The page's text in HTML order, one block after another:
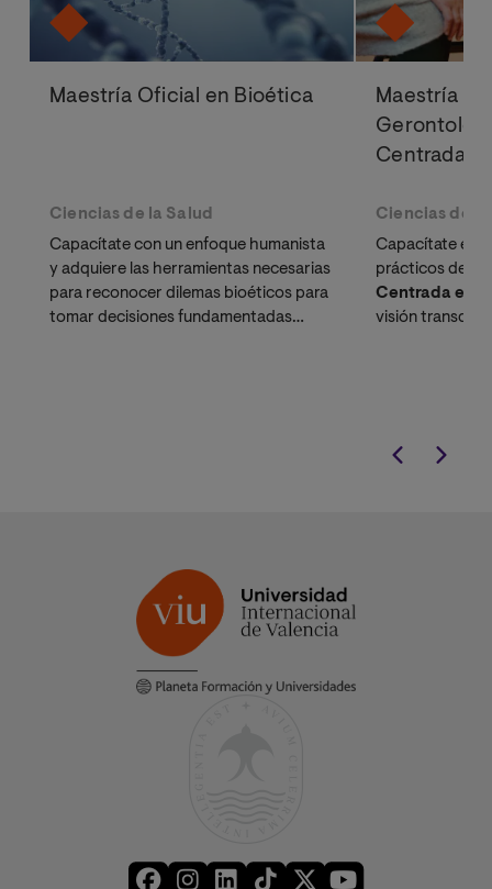
Maestría Oficial en Bioética
Ciencias de la Salud
Capacítate con un enfoque humanista
y adquiere las herramientas necesarias
para reconocer dilemas bioéticos para
tomar decisiones fundamentadas
Maestría
Centrada
Ciencias de
Capacítate en
prácticos del
Centrada en
visión